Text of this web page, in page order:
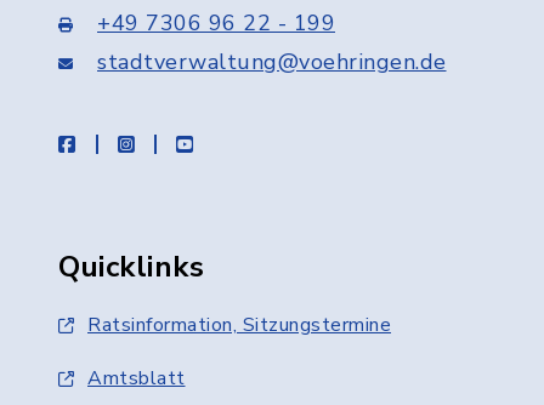
+49 7306 96 22 - 199
stadtverwaltung@voehringen.de
facebookinstagramyoutube
Quicklinks
Ratsinformation, Sitzungstermine
Amtsblatt